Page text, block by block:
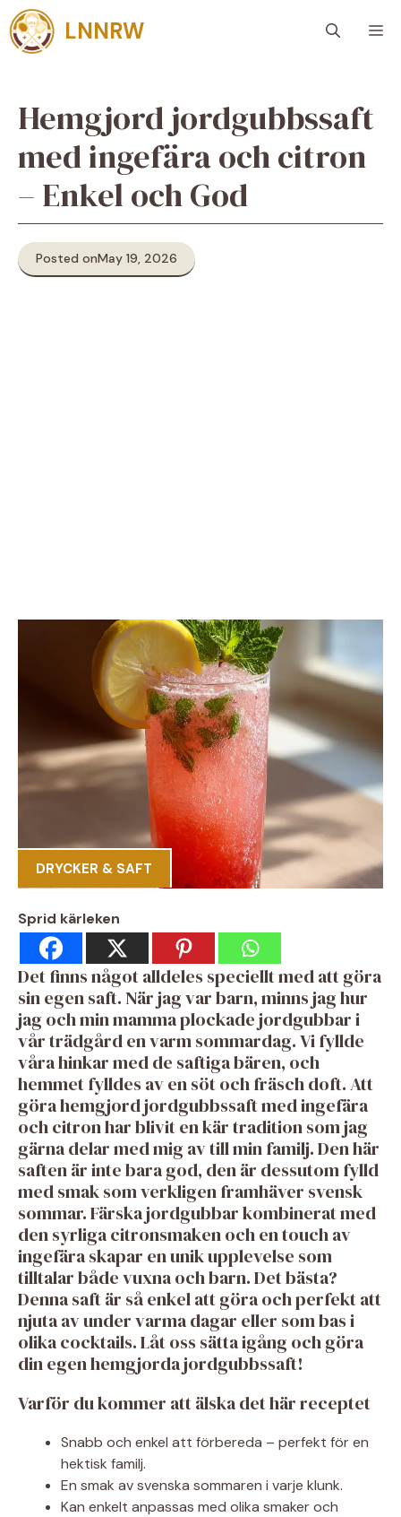
Skip
to
content
LNNRW
Hemgjord jordgubbssaft
med ingefära och citron
– Enkel och God
Posted onMay 19, 2026
DRYCKER & SAFT
Sprid kärleken
Det finns något alldeles speciellt med att göra
sin egen saft. När jag var barn, minns jag hur
jag och min mamma plockade jordgubbar i
vår trädgård en varm sommardag. Vi fyllde
våra hinkar med de saftiga bären, och
hemmet fylldes av en söt och fräsch doft. Att
göra hemgjord jordgubbssaft med ingefära
och citron har blivit en kär tradition som jag
gärna delar med mig av till min familj. Den här
saften är inte bara god, den är dessutom fylld
med smak som verkligen framhäver svensk
sommar. Färska jordgubbar kombinerat med
den syrliga citronsmaken och en touch av
ingefära skapar en unik upplevelse som
tilltalar både vuxna och barn. Det bästa?
Denna saft är så enkel att göra och perfekt att
njuta av under varma dagar eller som bas i
olika cocktails. Låt oss sätta igång och göra
din egen hemgjorda jordgubbssaft!
Varför du kommer att älska det här receptet
Snabb och enkel att förbereda – perfekt för en
hektisk familj.
En smak av svenska sommaren i varje klunk.
Kan enkelt anpassas med olika smaker och